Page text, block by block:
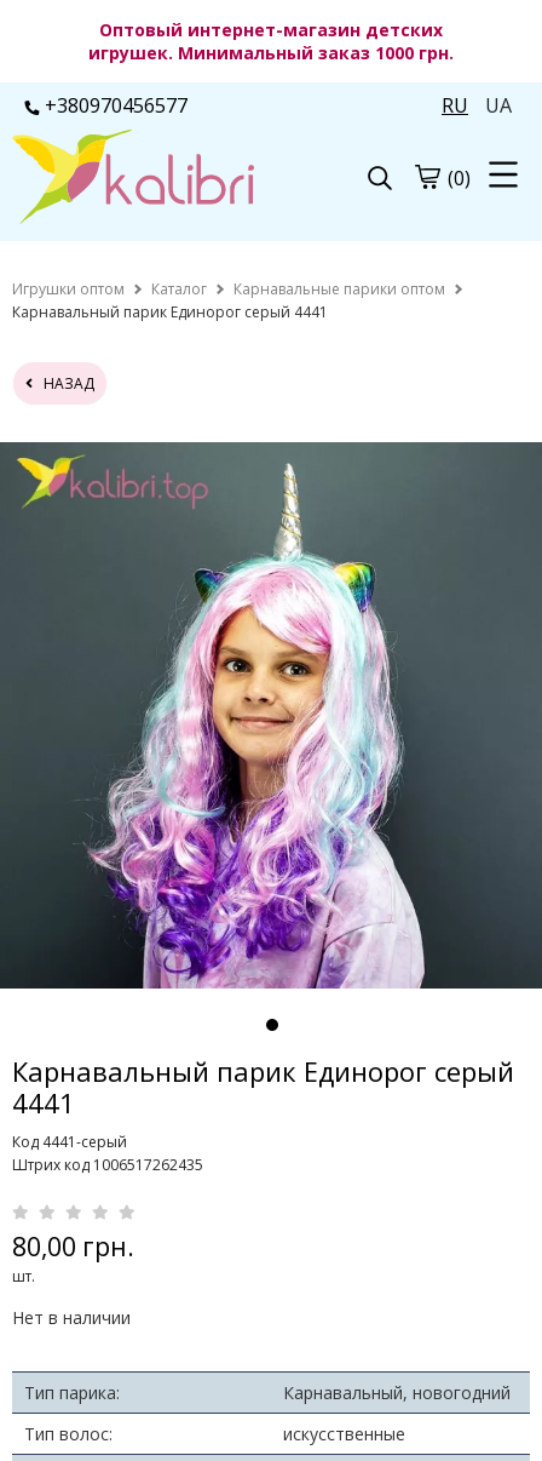
Оптовый интернет-магазин детских
игрушек. Минимальный заказ 1000 грн.
+380970456577 RU UA
(0)
Игрушки оптом Каталог
Карнавальные парики оптом
Карнавальный парик Единорог серый 4441
НАЗАД
Карнавальный парик Единорог серый
4441
Код 4441-серый
Штрих код 1006517262435
80,00 грн.
шт.
Нет в наличии
Тип парика:
Карнавальный, новогодний
Тип волос:
искусственные